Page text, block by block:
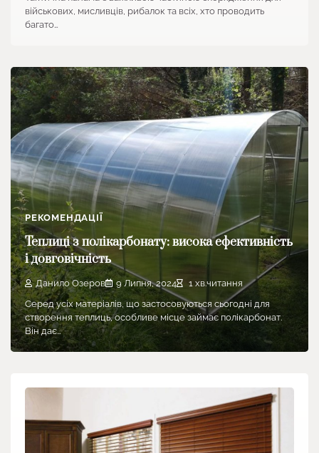
військових, мисливців, рибалок та всіх, хто проводить
багато…
РЕКОМЕНДАЦІЇ
Теплиці з полікарбонату: висока ефективність
і довговічність
Данило Озеров 9 Липня, 2024
1 хв.читання
Серед усіх матеріалів, що застосовуються сьогодні для
створення теплиць, особливе місце займає полікарбонат.
Він дає…